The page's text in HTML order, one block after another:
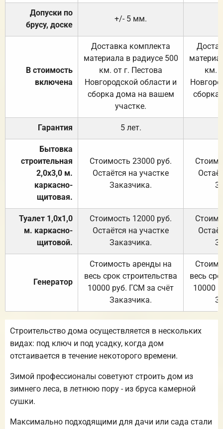
Допуски по
брусу, доске
+/- 5 мм.
В стоимость
включена
Доставка комплекта
материала в радиусе 500
км. от г. Пестова
Новгородской области и
сборка дома на вашем
участке.
км.
Гарантия 5 лет.
Бытовка
строительная
2,0х3,0 м.
каркасно-
щитовая.
Стоимость 23000 руб.
Остаётся на участке
Заказчика.
Туалет 1,0х1,0
м. каркасно-
щитовой.
Стоимость 12000 руб.
Остаётся на участке
Заказчика.
Генератор
Стоимость аренды на
весь срок строительства
10000 руб. ГСМ за счёт
Заказчика.
весь
10000
Строительство дома осуществляется в нескольких
видах: под ключ и под усадку, когда дом
отстаивается в течение некоторого времени.
Зимой профессионалы советуют строить дом из
зимнего леса, в летнюю пору - из бруса камерной
сушки.
Максимально подходящими для дачи или сада стали